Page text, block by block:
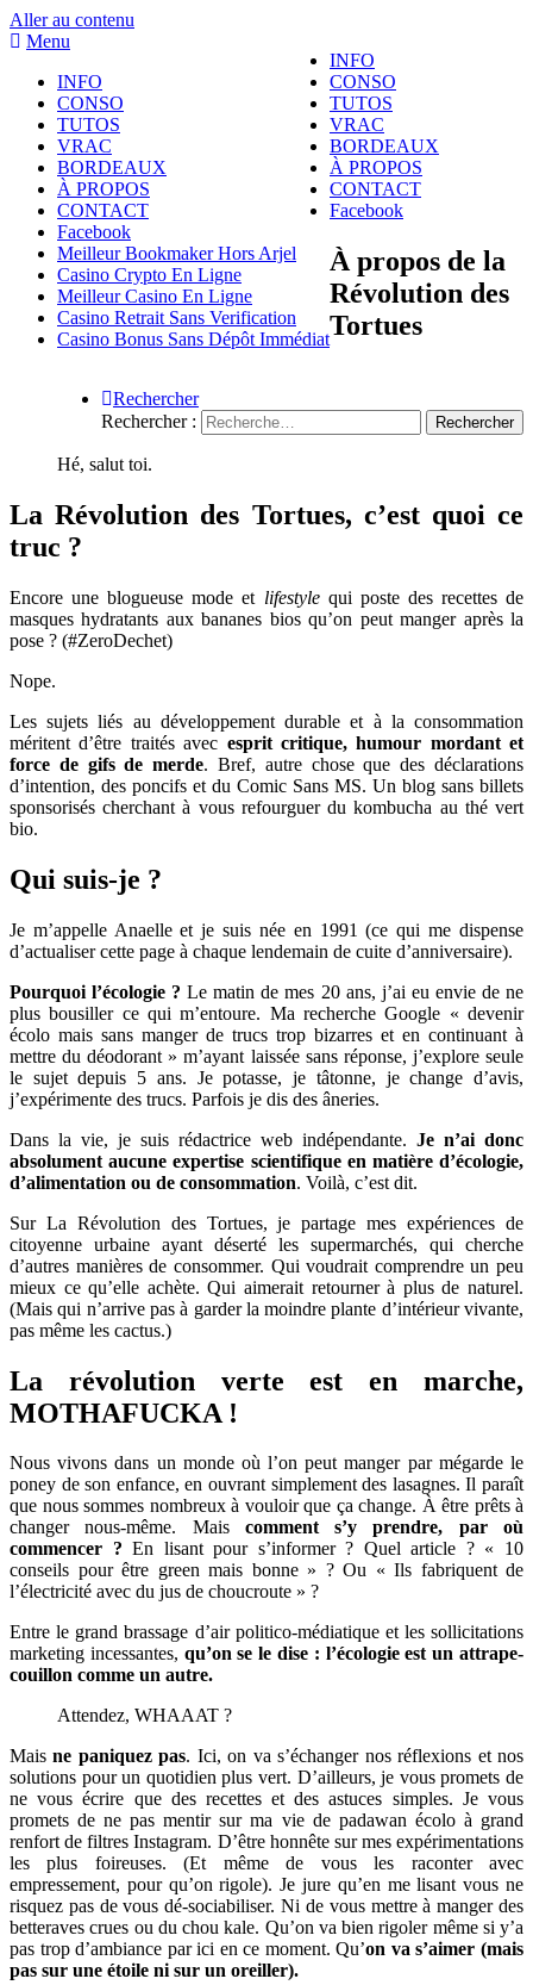
Aller au contenu
Menu
INFO
CONSO
TUTOS
VRAC
BORDEAUX
À PROPOS
CONTACT
Facebook
Meilleur Bookmaker Hors Arjel
Casino Crypto En Ligne
Meilleur Casino En Ligne
Casino Retrait Sans Verification
Casino Bonus Sans Dépôt Immédiat
Rechercher
Rechercher :
INFO
CONSO
TUTOS
VRAC
BORDEAUX
À PROPOS
CONTACT
Facebook
À propos de la
Révolution des
Tortues
Hé, salut toi.
La Révolution des Tortues, c’est quoi ce
truc ?
Encore une blogueuse mode et lifestylequi poste des recettes de
masques hydratants aux bananes bios qu’on peut manger après la
pose ? (#ZeroDechet)
Nope.
Les sujets liés au développement durable et à la consommation
méritent d’être traités avec esprit critique, humour mordant et
force de gifs de merde. Bref, autre chose que des déclarations
d’intention, des poncifs et du Comic Sans MS. Un blog sans billets
sponsorisés cherchant à vous refourguer du kombucha au thé vert
bio.
Qui suis-je ?
Je m’appelle Anaelle et je suis née en 1991 (ce qui me dispense
d’actualiser cette page à chaque lendemain de cuite d’anniversaire).
Pourquoi l’écologie ? Le matin de mes 20 ans, j’ai eu envie de ne
plus bousiller ce qui m’entoure. Ma recherche Google « devenir
écolo mais sans manger de trucs trop bizarres et en continuant à
mettre du déodorant » m’ayant laissée sans réponse, j’explore seule
le sujet depuis 5 ans. Je potasse, je tâtonne, je change d’avis,
j’expérimente des trucs. Parfois je dis des âneries.
Dans la vie, je suis rédactrice web indépendante. Je n’ai donc
absolument aucune expertise scientifique en matière d’écologie,
d’alimentation ou de consommation. Voilà, c’est dit.
Sur La Révolution des Tortues, je partage mes expériences de
citoyenne urbaine ayant déserté les supermarchés, qui cherche
d’autres manières de consommer. Qui voudrait comprendre un peu
mieux ce qu’elle achète. Qui aimerait retourner à plus de naturel.
(Mais qui n’arrive pas à garder la moindre plante d’intérieur vivante,
pas même les cactus.)
La révolution verte est en marche,
MOTHAFUCKA !
Nous vivons dans un monde où l’on peut manger par mégarde le
poney de son enfance, en ouvrant simplement des lasagnes. Il paraît
que nous sommes nombreux à vouloir que ça change. À être prêts à
changer nous-même. Mais comment s’y prendre, par où
commencer ? En lisant pour s’informer ? Quel article ? « 10
conseils pour être green mais bonne » ? Ou « Ils fabriquent de
l’électricité avec du jus de choucroute » ?
Entre le grand brassage d’air politico-médiatique et les sollicitations
marketing incessantes, qu’on se le dise : l’écologie est un attrape-
couillon comme un autre.
Attendez, WHAAAT ?
Maisne paniquez pas. Ici, on va s’échanger nos réflexions et nos
solutions pour un quotidien plus vert. D’ailleurs, je vous promets de
ne vous écrire que des recettes et des astuces simples. Je vous
promets de ne pas mentir sur ma vie de padawan écolo à grand
renfort de filtres Instagram. D’être honnête sur mes expérimentations
les plus foireuses. (Et même de vous les raconter avec
empressement, pour qu’on rigole). Je jure qu’en me lisant vous ne
risquez pas de vous dé-sociabiliser. Ni de vous mettre à manger des
betteraves crues ou du chou kale. Qu’on va bien rigoler même si y’a
pas trop d’ambiance par ici en ce moment. Qu’on va s’aimer (mais
pas sur une étoile ni sur un oreiller).